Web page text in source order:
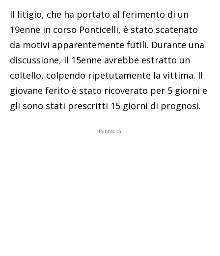
Il litigio, che ha portato al ferimento di un
19enne in corso Ponticelli, è stato scatenato
da motivi apparentemente futili. Durante una
discussione, il 15enne avrebbe estratto un
coltello, colpendo ripetutamente la vittima. Il
giovane ferito è stato ricoverato per 5 giorni e
gli sono stati prescritti 15 giorni di prognosi.
Pubblicità